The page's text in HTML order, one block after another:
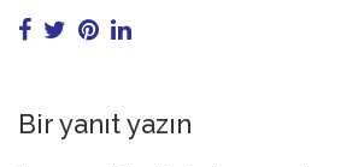
Bir yanıt yazın